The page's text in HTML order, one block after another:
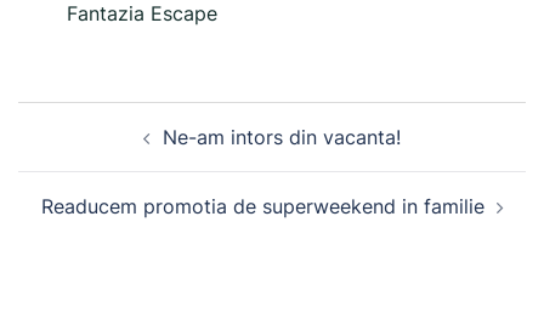
Fantazia Escape
navigationNe-am intors din vacanta!
Readucem promotia de superweekend in familie